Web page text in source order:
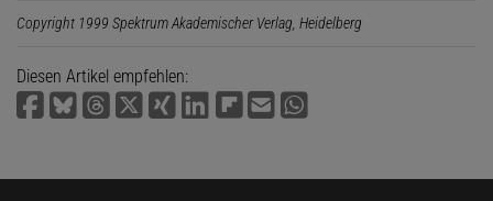
Copyright 1999 Spektrum Akademischer Verlag, Heidelberg
Diesen Artikel empfehlen: